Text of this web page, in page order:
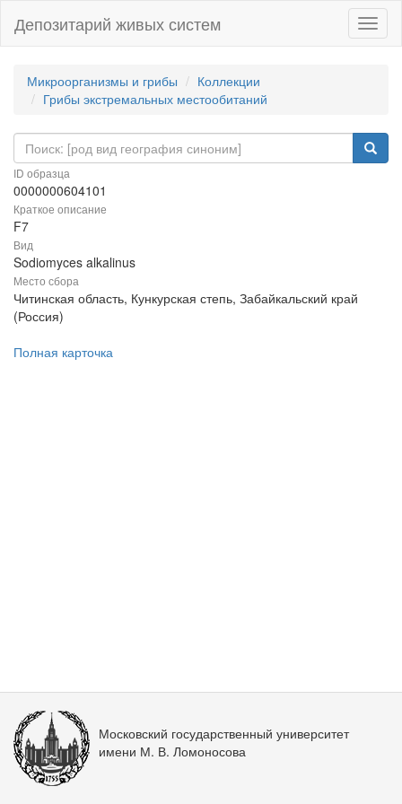
Депозитарий живых систем
Микроорганизмы и грибы
Коллекции
Грибы экстремальных местообитаний
ID образца
0000000604101
Краткое описание
F7
Вид
Sodiomyces alkalinus
Место сбора
Читинская область, Кункурская степь, Забайкальский край
(Россия)
Полная карточка
Московский государственный университет
имени М. В. Ломоносова